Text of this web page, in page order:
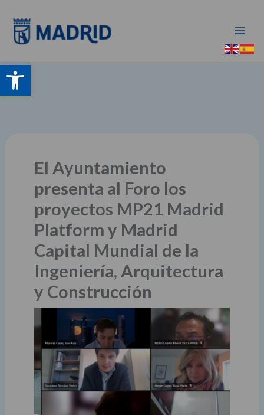
Abrir barra de herramientas
contenido
El Ayuntamiento
presenta al Foro los
proyectos MP21 Madrid
Platform y Madrid
Capital Mundial de la
Ingeniería, Arquitectura
y Construcción